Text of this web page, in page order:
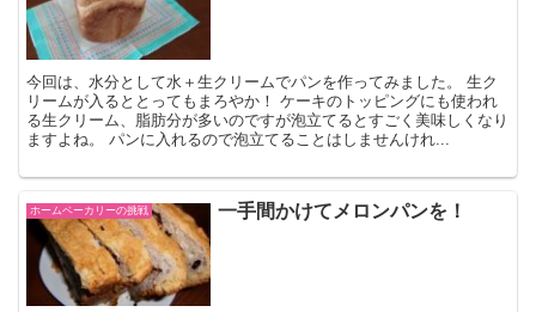
今回は、水分として水＋生クリームでパンを作ってみました。 生ク
リームが入るととってもまろやか！ ケーキのトッピングにも使われ
る生クリーム、脂肪分が多いのですが泡立てるとすごく美味しくなり
ますよね。 パンに入れるので泡立てることはしませんけれ...
ホームベーカリーの挑戦 一手間かけてメロンパンを！